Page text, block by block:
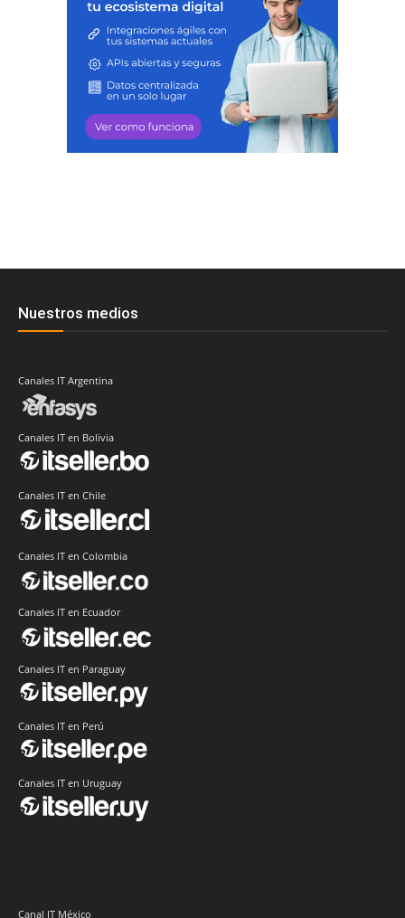
Nuestros medios
Canales IT Argentina
Canales IT en Bolivia
Canales IT en Chile
Canales IT en Colombia
Canales IT en Ecuador
Canales IT en Paraguay
Canales IT en Perú
Canales IT en Uruguay
Canal IT México